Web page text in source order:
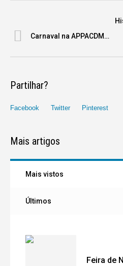
Carnaval na APPACDM…
Partilhar?
Facebook Twitter Pinterest
Mais artigos
Mais vistos
Últimos
Feira de